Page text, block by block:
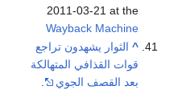
2011-03-21 at the
Wayback Machine
^ الثوار يشهدون تراجع
قوات القذافي المتهالكة
بعد القصف الجوي
.